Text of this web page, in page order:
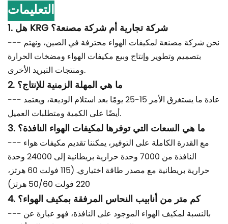
التعليمات
1. هل KRG شركة تجارية أم شركة مصنعة؟
--- نحن شركة مصنعة لمكيفات الهواء محترفة في الصين، ونهتم
بتصميم وتطوير وإنتاج وبيع مكيفات الهواء ومضخات الحرارة
ومنتجات التبريد الأخرى.
2. ما هي المهلة الزمنية للإنتاج؟
--- عادة ما يستغرق الأمر 15-25 يومًا بعد استلام الوديعة، ويعتمد
أيضًا على الكمية ومتطلبات العميل.
3. ما هي السعات التي توفرها لمكيفات الهواء النافذة؟
--- مع القدرة الكاملة على التوفير، يمكننا تقديم مكيفات هواء
النافذة من 7000 وحدة حرارية بريطانية إلى 24000 وحدة
حرارية بريطانية مع مصدر طاقة اختياري. (115 فولت 60 هرتز،
220 فولت 50/60 هرتز)
4. كم متر من أنابيب النحاس المرفقة بمكيف الهواء؟
--- بالنسبة لمكيف الهواء الموجود على النافذة، فهو عبارة عن